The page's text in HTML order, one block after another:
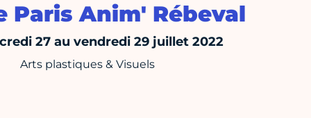
Paris Anim' Rébeval
27 au vendredi 29 juillet 2022
Arts plastiques & Visuels